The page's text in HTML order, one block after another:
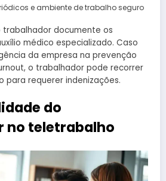
e ambiente de trabalho seguro
trabalhador documente os
médico especializado. Caso
da empresa na prevenção
o trabalhador pode recorrer
para requerer indenizações.
do
no teletrabalho